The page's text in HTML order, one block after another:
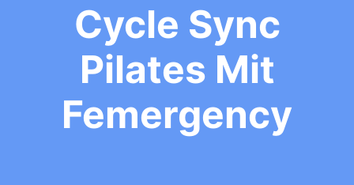
Cycle Sync
Pilates Mit
Femergency